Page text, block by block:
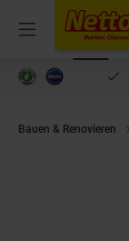
Menü
Bauen & Renovieren